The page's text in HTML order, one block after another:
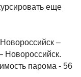
еще
–
Новороссийск.
парома - 56